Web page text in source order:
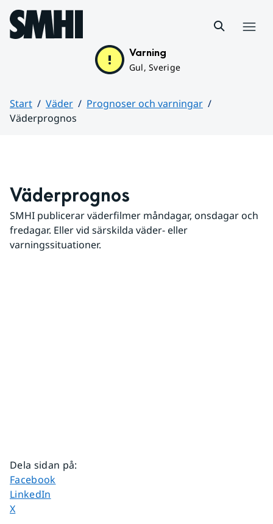
Hoppa till sidans innehåll
Varning
Gul, Sverige
Start Väder
Prognoser och varningar
Väderprognos
Väderprognos
SMHI publicerar väderfilmer måndagar, onsdagar och
fredagar. Eller vid särskilda väder- eller
varningssituationer.
Dela sidan på:
Dela sidan på
Facebook
Dela sidan på
LinkedIn
Dela sidan på
X